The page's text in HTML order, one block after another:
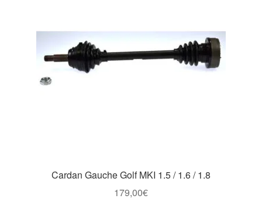
Cardan Gauche Golf MKI 1.5 / 1.6 / 1.8
179,00€